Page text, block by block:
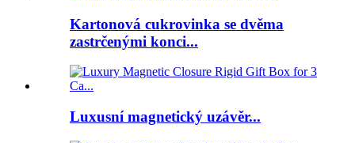
Kartonová cukrovinka se dvěma
zastrčenými konci...
Luxusní magnetický uzávěr...